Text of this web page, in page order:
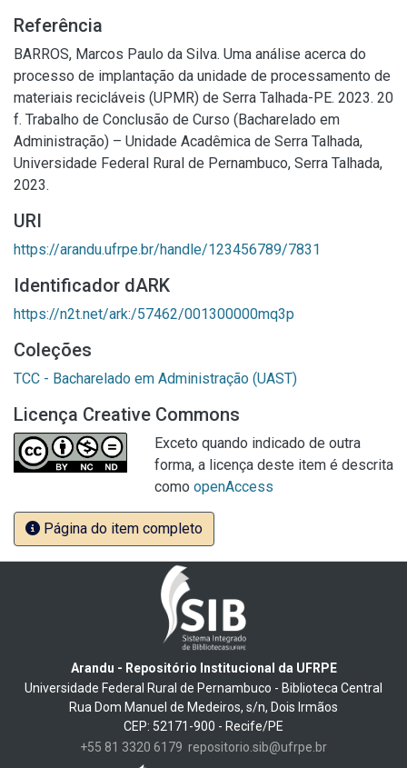
Referência
BARROS, Marcos Paulo da Silva. Uma análise acerca do
processo de implantação da unidade de processamento de
materiais recicláveis (UPMR) de Serra Talhada-PE. 2023. 20
f. Trabalho de Conclusão de Curso (Bacharelado em
Administração) – Unidade Acadêmica de Serra Talhada,
Universidade Federal Rural de Pernambuco, Serra Talhada,
2023.
URI
https://arandu.ufrpe.br/handle/123456789/7831
Identificador dARK
https://n2t.net/ark:/57462/001300000mq3p
Coleções
TCC - Bacharelado em Administração (UAST)
Licença Creative Commons
Exceto quando indicado de outra
forma, a licença deste item é descrita
como openAccess
Página do item completo
Arandu - Repositório Institucional da UFRPE
Universidade Federal Rural de Pernambuco - Biblioteca Central
Rua Dom Manuel de Medeiros, s/n, Dois Irmãos
CEP: 52171-900 - Recife/PE
+55 81 3320 6179 repositorio.sib@ufrpe.br